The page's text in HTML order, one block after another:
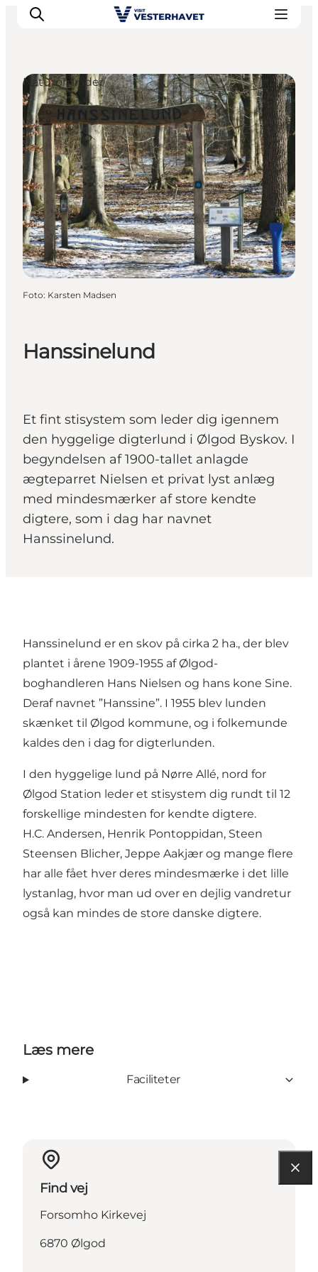
Det sker
Oplevelser
Vores Byer
Mad & Overnatning
Køb billet
Planlæg din ferie
Hanssinelund
Et fint stisystem som leder dig igennem
den hyggelige digterlund i Ølgod Byskov. I
begyndelsen af 1900-tallet anlagde
ægteparret Nielsen et privat lyst anlæg
med mindesmærker af store kendte
digtere, som i dag har navnet
Hanssinelund.
Naturområder
Foto: Karsten Madsen
Hanssinelund er en skov på cirka 2 ha., der blev
plantet i årene 1909-1955 af Ølgod-
boghandleren Hans Nielsen og hans kone Sine.
Deraf navnet ”Hanssine”. I 1955 blev lunden
skænket til Ølgod kommune, og i folkemunde
kaldes den i dag for digterlunden.
I den hyggelige lund på Nørre Allé, nord for
Ølgod Station leder et stisystem dig rundt til 12
forskellige mindesten for kendte digtere.
H.C. Andersen, Henrik Pontoppidan, Steen
Steensen Blicher, Jeppe Aakjær og mange flere
har alle fået hver deres mindesmærke i det lille
lystanlag, hvor man ud over en dejlig vandretur
også kan mindes de store danske digtere.
Læs mere
Faciliteter
Find vej
Forsomho Kirkevej
6870 Ølgod